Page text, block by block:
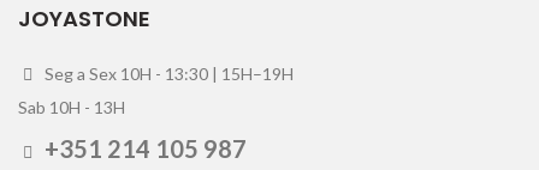
JOYASTONE
Seg a Sex 10H - 13:30 | 15H–19H
Sab 10H - 13H
+351 214 105 987